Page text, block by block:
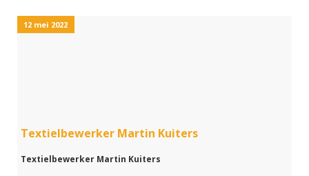
Dit en nog veel meer kom je allemaal te weten wanneer je
luistert van deze podcast van Baanbreker op Midvliet
12 mei 2022
Textielbewerker Martin Kuiters
Textielbewerker Martin Kuiters